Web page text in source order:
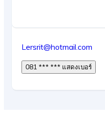
Lersrit@hotmail.com
081 *** *** แสดงเบอร์